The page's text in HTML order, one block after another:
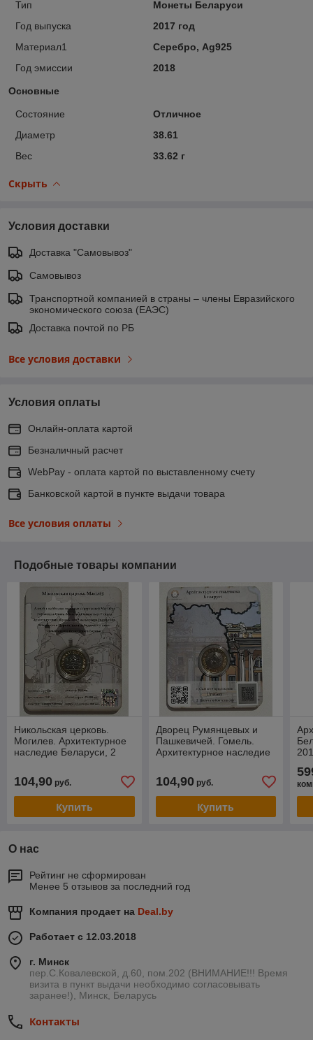
Тип
Монеты Беларуси
Год выпуска
2017 год
Материал1
Серебро, Ag925
Год эмиссии
2018
Основные
Состояние
Отличное
Диаметр
38.61
Вес
33.62 г
Скрыть
Условия доставки
Доставка "Самовывоз"
Самовывоз
Транспортной компанией в страны – члены Евразийского
экономического союза (ЕАЭС)
Доставка почтой по РБ
Все условия доставки
Условия оплаты
Онлайн-оплата картой
Безналичный расчет
WebPay - оплата картой по выставленному счету
Банковской картой в пункте выдачи товара
Все условия оплаты
Подобные товары компании
Никольская церковь.
Могилев. Архитектурное
наследие Беларуси, 2
визуализации
104,90 руб.
Купить
Дворец Румянцевых и
Пашкевичей. Гомель.
Архитектурное наследие
блистер 3D-ви
104,90руб.
Купить
О нас
Рейтинг не сформирован
Менее 5 отзывов за последний год
Компания продает на Deal.by
Работает с 12.03.2018
г. Минск
пер.С.Ковалевской, д.60, пом.202 (ВНИМАНИЕ!!! Время
визита в пункт выдачи необходимо согласовывать
заранее!), Минск, Беларусь
Контакты